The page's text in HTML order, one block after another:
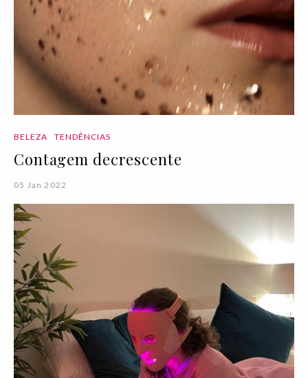
BELEZA TENDÊNCIAS
Contagem decrescente
05 Jan 2022